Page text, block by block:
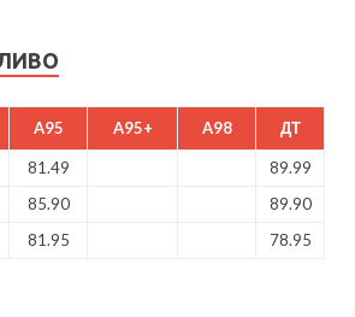
A95 A95+ A98 ДТ
81.49
89.99
85.90
89.90
81.95 78.95